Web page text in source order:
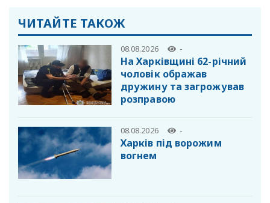
ЧИТАЙТЕ ТАКОЖ
08.08.2026 -
На Харківщині 62-річний
чоловік ображав
дружину та загрожував
розправою
08.08.2026 -
Харків під ворожим
вогнем